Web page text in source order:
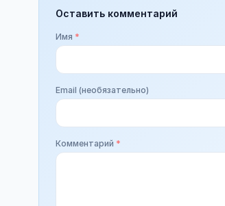
Оставить комментарий
Имя *
Email (необязательно)
Комментарий *